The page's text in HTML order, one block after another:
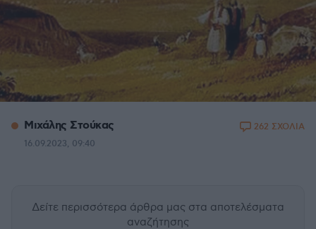
Μιχάλης Στούκας
16.09.2023, 09:40
262 ΣΧΟΛΙΑ
Δείτε περισσότερα άρθρα μας στα αποτελέσματα
αναζήτησης